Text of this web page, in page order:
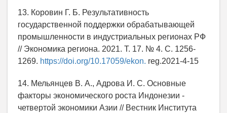
13. Коровин Г. Б. Результативность
государственной поддержки обрабатывающей
промышленности в индустриальных регионах РФ
// Экономика региона. 2021. Т. 17. № 4. С. 1256-
1269. https://doi.org/10.17059/ekon. reg.2021-4-15
14. Мельянцев В. А., Адрова И. С. Основные
факторы экономического роста Индонезии -
четвертой экономики Азии // Вестник Института